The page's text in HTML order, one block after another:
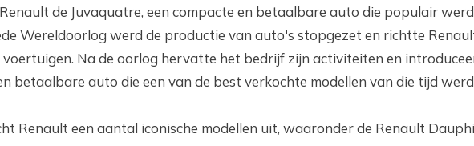
de Juvaquatre, een compacte en betaalbare auto die populair
Wereldoorlog werd de productie van auto's stopgezet en richtte
Na de oorlog hervatte het bedrijf zijn activiteiten en
betaalbare auto die een van de best verkochte modellen van die tijd
Renault een aantal iconische modellen uit, waaronder de Renault